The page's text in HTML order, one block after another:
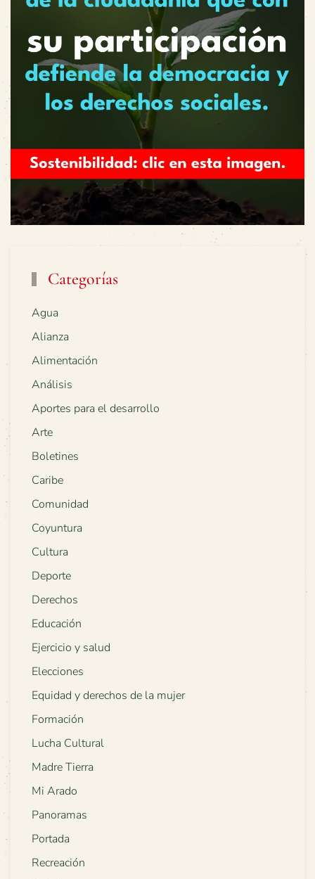
Categorías
Agua
Alianza
Alimentación
Análisis
Aportes para el desarrollo
Arte
Boletines
Caribe
Comunidad
Coyuntura
Cultura
Deporte
Derechos
Educación
Ejercicio y salud
Elecciones
Equidad y derechos de la mujer
Formación
Lucha Cultural
Madre Tierra
Mi Arado
Panoramas
Portada
Recreación